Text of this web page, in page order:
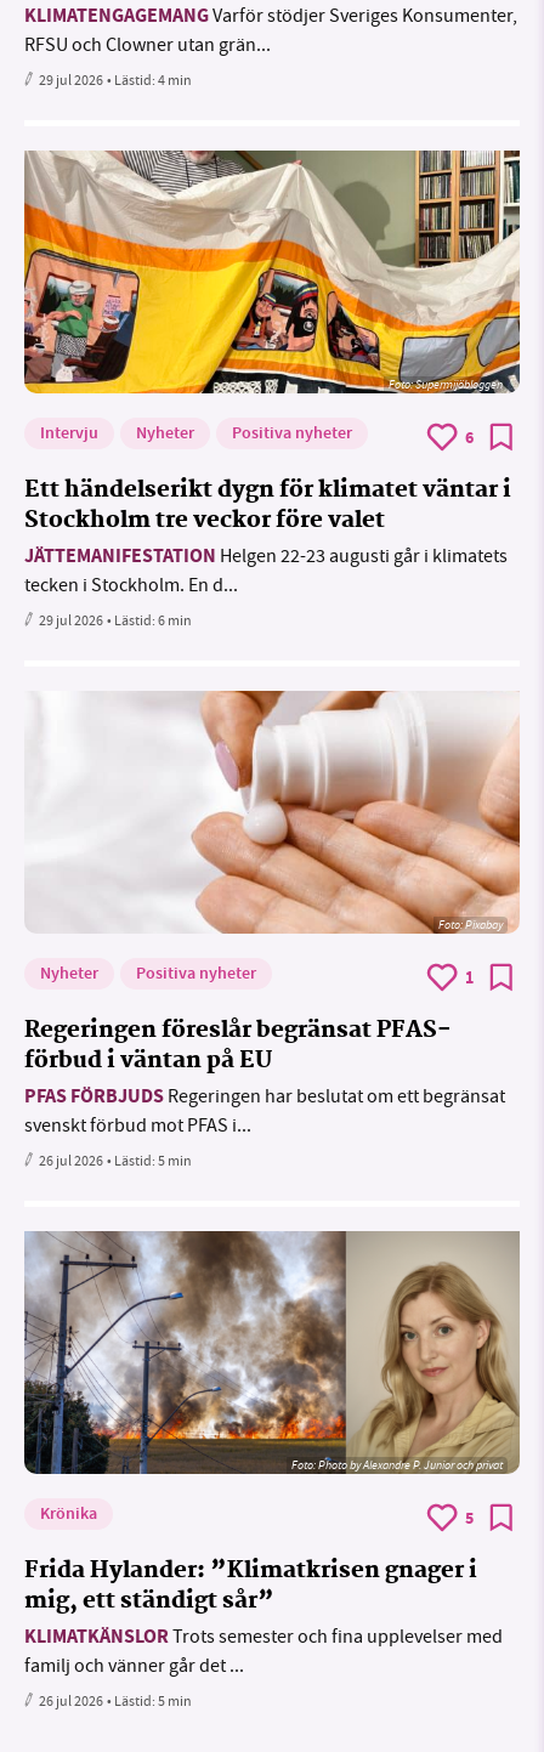
KLIMATENGAGEMANGVarför stödjer Sveriges Konsumenter,
RFSU och Clowner utan grän...
29 jul 2026• Lästid:4 min
Foto: Supermijöbloggen
Intervju Nyheter Positiva nyheter 6
Ett händelserikt dygn för klimatet väntar i
Stockholm tre veckor före valet
JÄTTEMANIFESTATION Helgen 22-23 augusti går i klimatets
tecken i Stockholm. En d...
29 jul 2026• Lästid:6 min
Foto:Pixabay
Nyheter Positiva nyheter 1
Regeringen föreslår begränsat PFAS-
förbud i väntan på EU
PFAS FÖRBJUDS Regeringen har beslutat om ett begränsat
svenskt förbud mot PFAS i...
26 jul 2026• Lästid:5 min
Foto:Photo by Alexandre P. Junior och privat
Krönika 5
Frida Hylander: ”Klimatkrisen gnager i
mig, ett ständigt sår”
KLIMATKÄNSLORTrots semester och fina upplevelser med
familj och vänner går det ...
26 jul 2026• Lästid:5 min